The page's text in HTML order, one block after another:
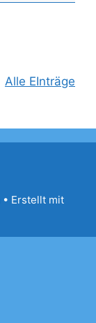
Alle EInträge
• Erstellt mit